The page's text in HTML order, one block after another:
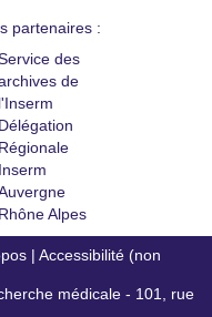
partenaires :
des
de
l'Inserm
Délégation
Régionale
Inserm
Rhône Alpes
| Accessibilité (non
médicale - 101, rue